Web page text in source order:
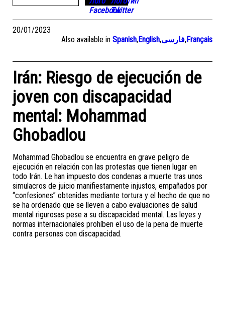
20/01/2023
Also available in Spanish,English,فارسی,Français
Irán: Riesgo de ejecución de
joven con discapacidad
mental: Mohammad
Ghobadlou
Mohammad Ghobadlou se encuentra en grave peligro de
ejecución en relación con las protestas que tienen lugar en
todo Irán. Le han impuesto dos condenas a muerte tras unos
simulacros de juicio manifiestamente injustos, empañados por
“confesiones” obtenidas mediante tortura y el hecho de que no
se ha ordenado que se lleven a cabo evaluaciones de salud
mental rigurosas pese a su discapacidad mental. Las leyes y
normas internacionales prohíben el uso de la pena de muerte
contra personas con discapacidad.